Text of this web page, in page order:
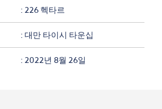
226 헥타르
대만 타이시 타운십
2022년 8월 26일